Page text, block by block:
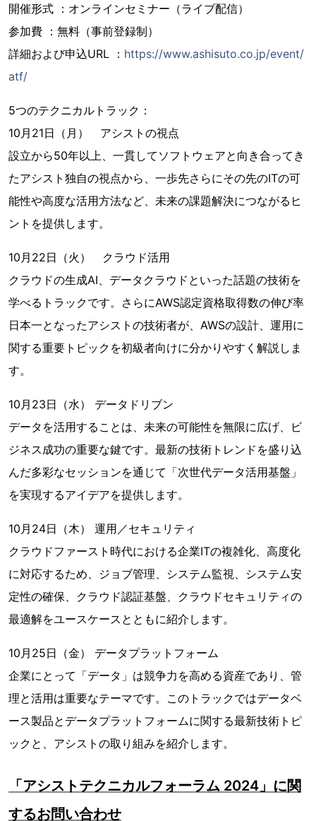
開催形式 ：オンラインセミナー（ライブ配信）
参加費 ：無料（事前登録制）
詳細および申込URL ： https://www.ashisuto.co.jp/event/
atf/
5つのテクニカルトラック：
10月21日（月） アシストの視点
設立から50年以上、一貫してソフトウェアと向き合ってき
たアシスト独自の視点から、一歩先さらにその先のITの可
能性や高度な活用方法など、未来の課題解決につながるヒ
ントを提供します。
10月22日（火） クラウド活用
クラウドの生成AI、データクラウドといった話題の技術を
学べるトラックです。さらにAWS認定資格取得数の伸び率
日本一となったアシストの技術者が、AWSの設計、運用に
関する重要トピックを初級者向けに分かりやすく解説しま
す。
10月23日（水） データドリブン
データを活用することは、未来の可能性を無限に広げ、ビ
ジネス成功の重要な鍵です。最新の技術トレンドを盛り込
んだ多彩なセッションを通じて「次世代データ活用基盤」
を実現するアイデアを提供します。
10月24日（木） 運用／セキュリティ
クラウドファースト時代における企業ITの複雑化、高度化
に対応するため、ジョブ管理、システム監視、システム安
定性の確保、クラウド認証基盤、クラウドセキュリティの
最適解をユースケースとともに紹介します。
10月25日（金） データプラットフォーム
企業にとって「データ」は競争力を高める資産であり、管
理と活用は重要なテーマです。このトラックではデータベ
ース製品とデータプラットフォームに関する最新技術トピ
ックと、アシストの取り組みを紹介します。
「アシストテクニカルフォーラム 2024」に関
するお問い合わせ